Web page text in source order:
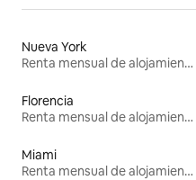
Nueva York
Renta mensual de alojamientos
Florencia
Renta mensual de alojamientos
Miami
Renta mensual de alojamientos